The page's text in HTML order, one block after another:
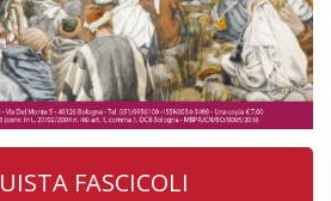
FASCICOLI